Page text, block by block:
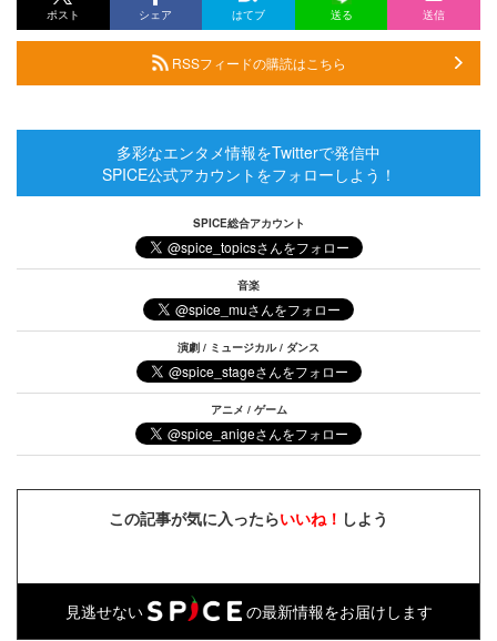
ポスト シェア はてブ 送る 送信
RSSフィードの購読はこちら
多彩なエンタメ情報をTwitterで発信中
SPICE公式アカウントをフォローしよう！
SPICE総合アカウント
音楽
演劇 / ミュージカル / ダンス
アニメ / ゲーム
この記事が気に入ったらいいね！ しよう
見逃せない の最新情報をお届けします